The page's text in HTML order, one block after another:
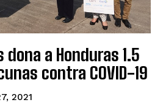
a Honduras 1.5
contra COVID-19
2021